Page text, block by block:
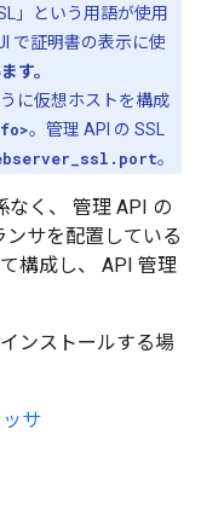
」という用語が使用
で証明書の表示に使
す。
に仮想ホストを構成
。管理 API の SSL
。
なく、 管理 API の
サを配置している
構成し、 API 管理
ンストールする場
サ